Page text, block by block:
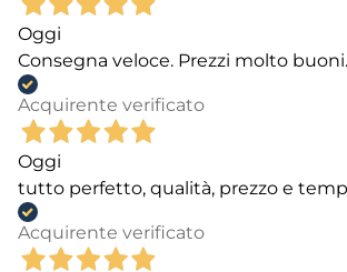
Oggi
Consegna veloce. Prezzi molto
Acquirente verificato
Oggi
tutto perfetto, qualità, prezzo e
Acquirente verificato